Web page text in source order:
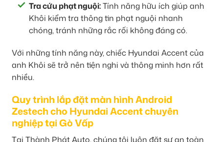
Tra cứu phạt nguội:Tính năng hữu ích giúp anh
Khôi kiểm tra thông tin phạt nguội nhanh
chóng, tránh những rắc rối không đáng có.
Với những tính năng này, chiếc Hyundai Accent của
anh Khôi sẽ trở nên tiện nghi và thông minh hơn rất
nhiều.
Quy trình lắp đặt màn hình Android
Zestech cho Hyundai Accent chuyên
nghiệp tại Gò Vấp
Tại Thành Phát Auto, chúng tôi luôn đặt sự an toàn